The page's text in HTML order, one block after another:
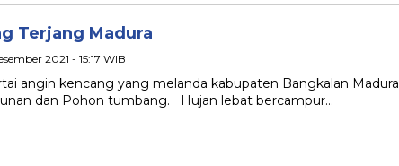
Terjang Madura
2021 - 15:17 WIB
angin kencang yang melanda kabupaten Bangkalan Madura
dan Pohon tumbang. Hujan lebat bercampur…